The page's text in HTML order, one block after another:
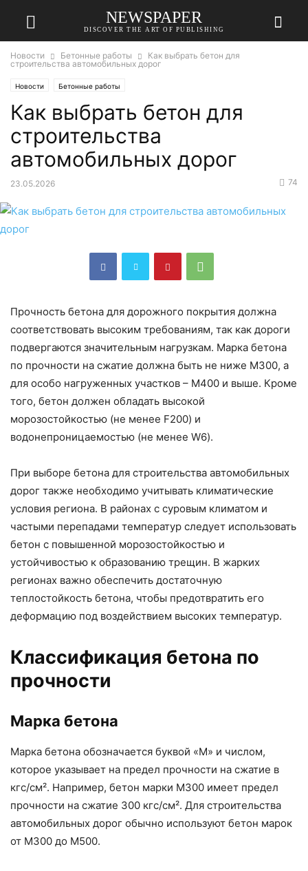
NEWSPAPER
DISCOVER THE ART OF PUBLISHING
Новости Бетонные работы
Как выбрать бетон для
строительства автомобильных дорог
Новости Бетонные работы
Как выбрать бетон для
строительства
автомобильных дорог
23.05.2026 74
Прочность бетона для дорожного покрытия должна
соответствовать высоким требованиям, так как дороги
подвергаются значительным нагрузкам. Марка бетона
по прочности на сжатие должна быть не ниже М300, а
для особо нагруженных участков – М400 и выше. Кроме
того, бетон должен обладать высокой
морозостойкостью (не менее F200) и
водонепроницаемостью (не менее W6).
При выборе бетона для строительства автомобильных
дорог также необходимо учитывать климатические
условия региона. В районах с суровым климатом и
частыми перепадами температур следует использовать
бетон с повышенной морозостойкостью и
устойчивостью к образованию трещин. В жарких
регионах важно обеспечить достаточную
теплостойкость бетона, чтобы предотвратить его
деформацию под воздействием высоких температур.
Классификация бетона по
прочности
Марка бетона
Марка бетона обозначается буквой «М» и числом,
которое указывает на предел прочности на сжатие в
кгс/см². Например, бетон марки М300 имеет предел
прочности на сжатие 300 кгс/см². Для строительства
автомобильных дорог обычно используют бетон марок
от М300 до М500.